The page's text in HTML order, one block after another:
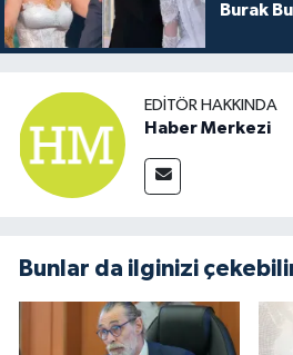
Burak
EDITÖR HAKKINDA
Haber Merkezi
Bunlar da ilginizi